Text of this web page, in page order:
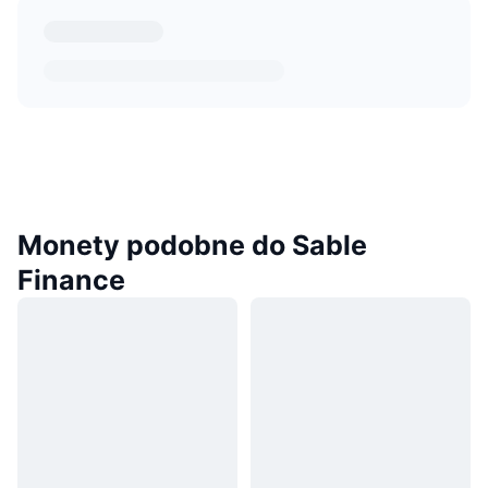
Monety podobne do Sable
Finance